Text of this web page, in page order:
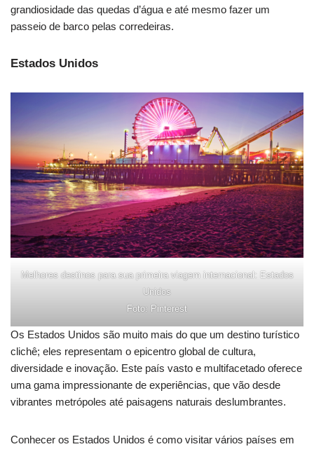
grandiosidade das quedas d’água e até mesmo fazer um
passeio de barco pelas corredeiras.
Estados Unidos
Melhores destinos para sua primeira viagem internacional: Estados
Unidos
Foto: Pinterest
Os Estados Unidos são muito mais do que um destino turístico
clichê; eles representam o epicentro global de cultura,
diversidade e inovação. Este país vasto e multifacetado oferece
uma gama impressionante de experiências, que vão desde
vibrantes metrópoles até paisagens naturais deslumbrantes.
Conhecer os Estados Unidos é como visitar vários países em